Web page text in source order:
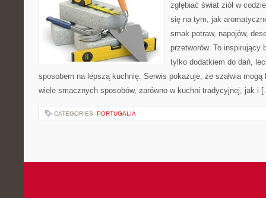
zgłębiać świat ziół w
się na tym, jak
smak potraw, napojów,
przetworów. To inspirujący
tylko dodatkiem do dań,
sposobem na lepszą kuchnię. Serwis pokazuje, że szałwia
wiele smacznych sposobów, zarówno w kuchni tradycyjnej, jak i
CATEGORIES: PORTUGALIA